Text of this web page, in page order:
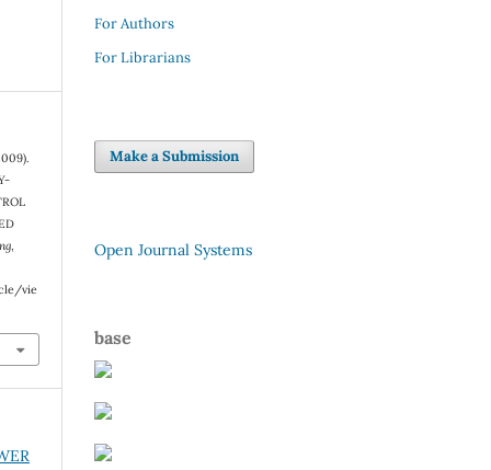
,
vie
For Authors
For Librarians
Make a Submission
Open Journal Systems
base